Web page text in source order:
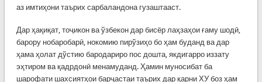
аз имтиҳони таърих сарбаландона гузаштааст.
Дар ҳақиқат, тоҷикон ва ўзбекон дар бисёр лаҳзаҳои ғаму шодӣ,
барору нобаробарӣ, нокомию пирўзиҳо бо ҳам буданд ва дар
ҳама ҳолат дўстию бародариро пос дошта, якдигарро иззату
эҳтиром ва қадрдонӣ менамуданд. Ҳамин муносибат ба
шарофати шахсиятҳои барҷастаи таърих дар қарни ХУ боз ҳам